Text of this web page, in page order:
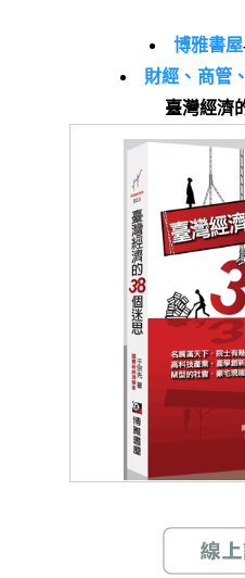
博雅書屋
財經、商管
臺灣經濟